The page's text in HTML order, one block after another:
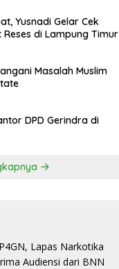
Yusnadi Gelar Cek
di Lampung Timur
Masalah Muslim
DPD Gerindra di